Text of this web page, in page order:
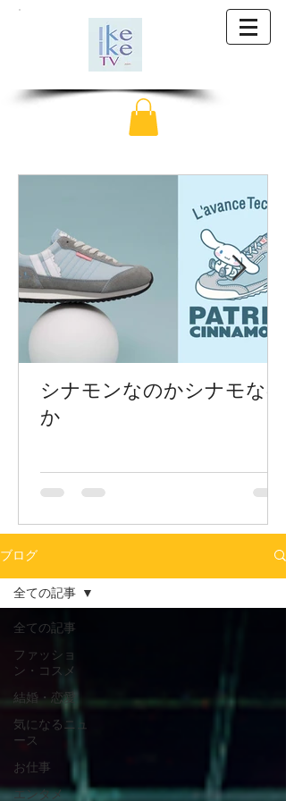
シナモンなのかシナモなの
か
ブログ
全ての記事
ファッショ
ン・コスメ
結婚・恋愛
気になるニュ
ース
お仕事
エンタメ
全ての記事